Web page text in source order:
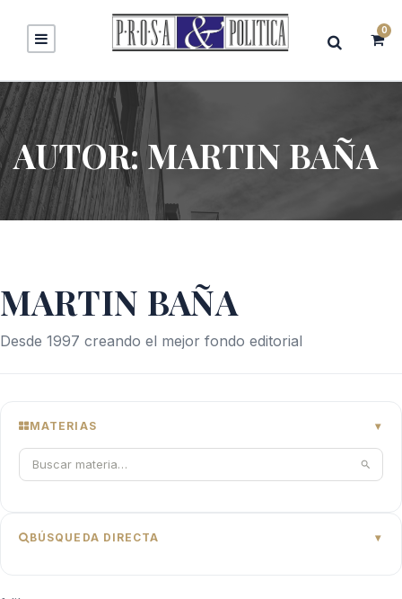
0
AUTOR:MARTIN BAÑA
MARTIN BAÑA
Desde 1997 creando el mejor fondo editorial
MATERIAS
BÚSQUEDA DIRECTA